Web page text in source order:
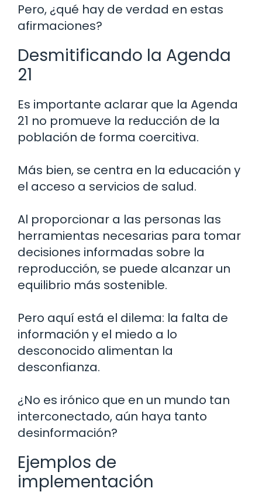
Pero, ¿qué hay de verdad en estas
afirmaciones?
Desmitificando la Agenda
21
Es importante aclarar que la Agenda
21 no promueve la reducción de la
población de forma coercitiva.
Más bien, se centra en la educación y
el acceso a servicios de salud.
Al proporcionar a las personas las
herramientas necesarias para tomar
decisiones informadas sobre la
reproducción, se puede alcanzar un
equilibrio más sostenible.
Pero aquí está el dilema: la falta de
información y el miedo a lo
desconocido alimentan la
desconfianza.
¿No es irónico que en un mundo tan
interconectado, aún haya tanto
desinformación?
Ejemplos de
implementación